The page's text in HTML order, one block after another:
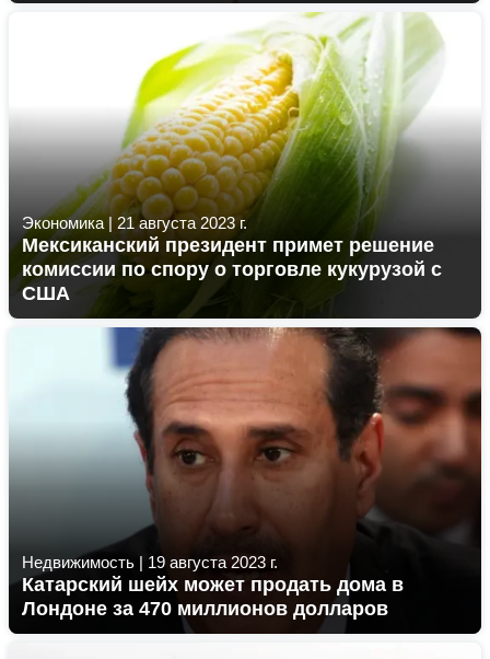
Экономика | 21 августа 2023 г.
Мексиканский президент примет решение
комиссии по спору о торговле кукурузой с
США
Недвижимость | 19 августа 2023 г.
Катарский шейх может продать дома в
Лондоне за 470 миллионов долларов